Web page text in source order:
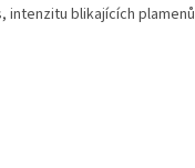
intenzitu blikajících plamenů